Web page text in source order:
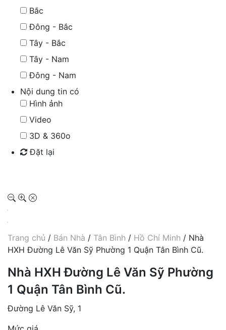
Bắc
Đông - Bắc
Tây - Bắc
Tây - Nam
Đông - Nam
Nội dung tin có
Hình ảnh
Video
3D & 360o
Đặt lại
Trang chủ / Bán Nhà / Tân Bình / Hồ Chí Minh / Nhà
HXH Đường Lê Văn Sỹ Phường 1 Quận Tân Bình Cũ.
Nhà HXH Đường Lê Văn Sỹ Phường
1 Quận Tân Bình Cũ.
Đường Lê Văn Sỹ, 1